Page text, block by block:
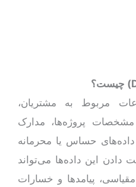
) چیست؟
مربوط به مشتریان،
مشخصات پروژه‌ها، مدارک
حساس یا محرمانه
این داده‌ها می‌تواند
پیامد‌ها و خسارات